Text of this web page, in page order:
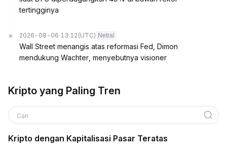
tertingginya
2026-08-06 13:12 (UTC) Netral
Wall Street menangis atas reformasi Fed, Dimon
mendukung Wachter, menyebutnya visioner
Kripto yang Paling Tren
Cari
Kripto dengan Kapitalisasi Pasar Teratas